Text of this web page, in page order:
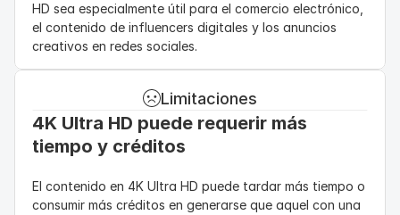
HD sea especialmente útil para el comercio electrónico,
el contenido de influencers digitales y los anuncios
creativos en redes sociales.
Limitaciones
4K Ultra HD puede requerir más
tiempo y créditos
El contenido en 4K Ultra HD puede tardar más tiempo o
consumir más créditos en generarse que aquel con una